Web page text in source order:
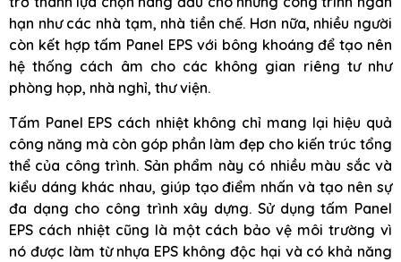
hạn như các nhà tạm, nhà tiền chế. Hơn nữa, nhiều người
còn kết hợp tấm Panel EPS với bông khoáng để tạo nên
hệ thống cách âm cho các không gian riêng tư như
phòng họp, nhà nghỉ, thư viện.
Tấm Panel EPS cách nhiệt không chỉ mang lại hiệu quả
công năng mà còn góp phần làm đẹp cho kiến trúc tổng
thể của công trình. Sản phẩm này có nhiều màu sắc và
kiểu dáng khác nhau, giúp tạo điểm nhấn và tạo nên sự
đa dạng cho công trình xây dựng. Sử dụng tấm Panel
EPS cách nhiệt cũng là một cách bảo vệ môi trường vì
nó được làm từ nhựa EPS không độc hại và có khả năng